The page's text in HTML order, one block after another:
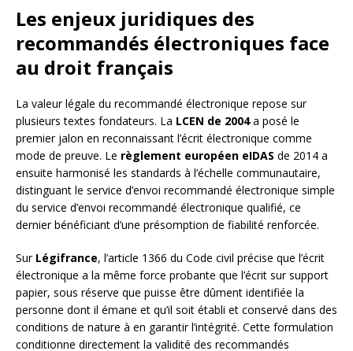
Les enjeux juridiques des
recommandés électroniques face
au droit français
La valeur légale du recommandé électronique repose sur
plusieurs textes fondateurs. La LCEN de 2004a posé le
premier jalon en reconnaissant l’écrit électronique comme
mode de preuve. Le règlement européen eIDAS de 2014 a
ensuite harmonisé les standards à l’échelle communautaire,
distinguant le service d’envoi recommandé électronique simple
du service d’envoi recommandé électronique qualifié, ce
dernier bénéficiant d’une présomption de fiabilité renforcée.
Sur Légifrance, l’article 1366 du Code civil précise que l’écrit
électronique a la même force probante que l’écrit sur support
papier, sous réserve que puisse être dûment identifiée la
personne dont il émane et qu’il soit établi et conservé dans des
conditions de nature à en garantir l’intégrité. Cette formulation
conditionne directement la validité des recommandés